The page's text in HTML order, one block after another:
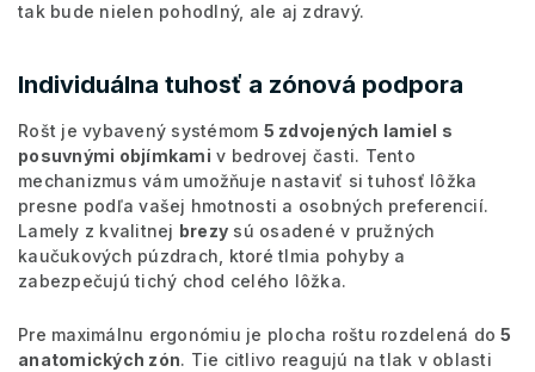
tak bude nielen pohodlný, ale aj zdravý.
Individuálna tuhosť a zónová podpora
Rošt je vybavený systémom 5 zdvojených lamiel s
posuvnými objímkami v bedrovej časti. Tento
mechanizmus vám umožňuje nastaviť si tuhosť lôžka
presne podľa vašej hmotnosti a osobných preferencií.
Lamely z kvalitnej brezy sú osadené v pružných
kaučukových púzdrach, ktoré tlmia pohyby a
zabezpečujú tichý chod celého lôžka.
Pre maximálnu ergonómiu je plocha roštu rozdelená do5
anatomických zón. Tie citlivo reagujú na tlak v oblasti